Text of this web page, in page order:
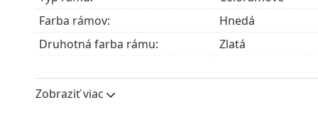
Farba rámov:
Hnedá
Druhotná farba rámu:
Zlatá
Veľkosť:
Zobraziť viac